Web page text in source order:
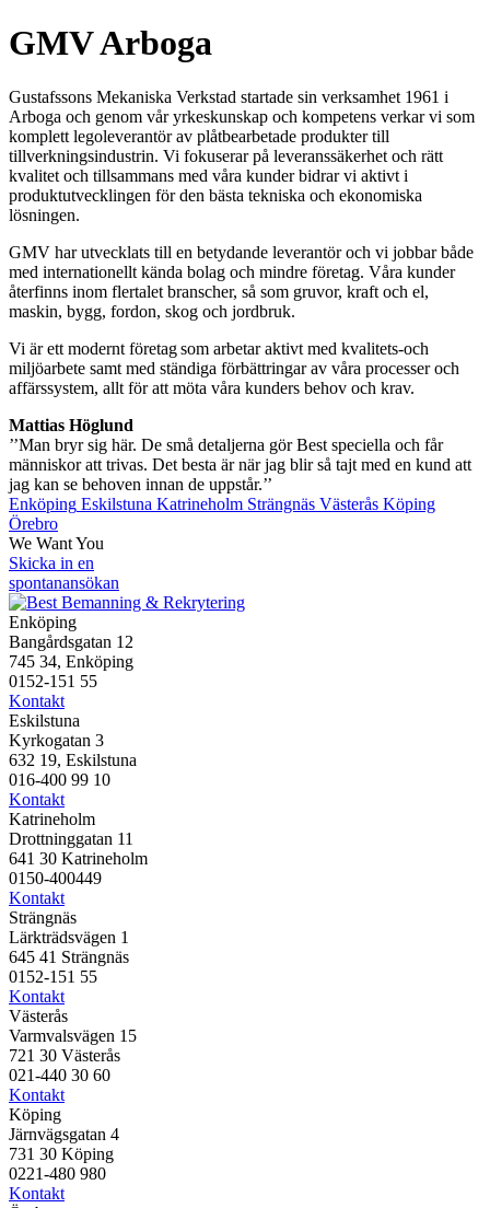
GMV Arboga
Gustafssons Mekaniska Verkstad startade sin verksamhet 1961 i
Arboga och genom vår yrkeskunskap och kompetens verkar vi som
komplett legoleverantör av plåtbearbetade produkter till
tillverkningsindustrin. Vi fokuserar på leveranssäkerhet och rätt
kvalitet och tillsammans med våra kunder bidrar vi aktivt i
produktutvecklingen för den bästa tekniska och ekonomiska
lösningen.
GMV har utvecklats till en betydande leverantör och vi jobbar både
med internationellt kända bolag och mindre företag. Våra kunder
återfinns inom flertalet branscher, så som gruvor, kraft och el,
maskin, bygg, fordon, skog och jordbruk.
Vi är ett modernt företag som arbetar aktivt med kvalitets-och
miljöarbete samt med ständiga förbättringar av våra processer och
affärssystem, allt för att möta våra kunders behov och krav.
Mattias Höglund
’’Man bryr sig här. De små detaljerna gör Best speciella och får
människor att trivas. Det besta är när jag blir så tajt med en kund att
jag kan se behoven innan de uppstår.’’
Enköping Eskilstuna Katrineholm Strängnäs Västerås Köping
Örebro
We Want You
Skicka in en
spontanansökan
Enköping
Bangårdsgatan 12
745 34, Enköping
0152-151 55
Kontakt
Eskilstuna
Kyrkogatan 3
632 19, Eskilstuna
016-400 99 10
Kontakt
Katrineholm
Drottninggatan 11
641 30 Katrineholm
0150-400449
Kontakt
Strängnäs
Lärkträdsvägen 1
645 41 Strängnäs
0152-151 55
Kontakt
Västerås
Varmvalsvägen 15
721 30 Västerås
021-440 30 60
Kontakt
Köping
Järnvägsgatan 4
731 30 Köping
0221-480 980
Kontakt